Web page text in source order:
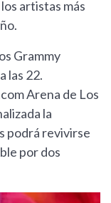
artistas más
Grammy
las 22.
Arena de Los
la
podrá revivirse
por dos